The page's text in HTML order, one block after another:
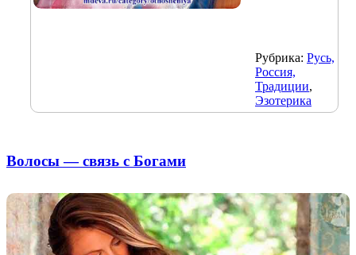
Рубрика: Русь,
Россия,
Традиции,
Эзотерика
Волосы — связь с Богами